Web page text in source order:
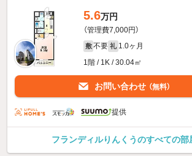
5.6万円
（管理費7,000円）
敷 不要 礼 1.0ヶ月
1階 / 1K / 30.04㎡
お問い合わせ （無料）
提供
フランディルりんくうのすべての部